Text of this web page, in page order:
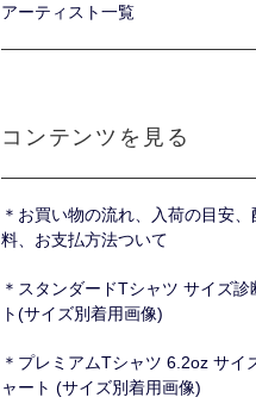
アーティスト一覧
コンテンツを見る
＊お買い物の流れ、入荷の目安、
料、お支払方法ついて
＊スタンダードTシャツ サイズ診
ト(サイズ別着用画像)
＊プレミアムTシャツ 6.2oz サイ
ャート (サイズ別着用画像)